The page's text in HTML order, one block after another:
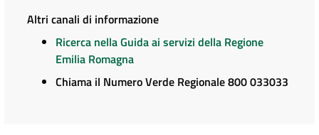
Altri canali di informazione
Ricerca nella Guida ai servizi della Regione
Emilia Romagna
Chiama il Numero Verde Regionale 800 033033